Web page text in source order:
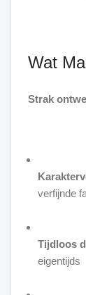
Wat
Strak
verfijnde
Tijdloos
eigentijds